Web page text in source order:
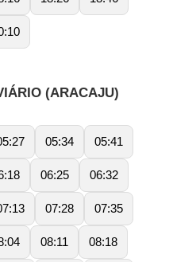
(ARACAJU)
05:34 05:41
06:25 06:32
07:28 07:35
08:11 08:18